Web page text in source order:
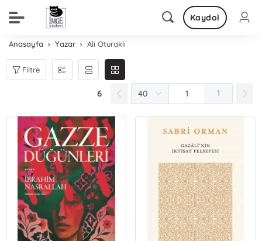
Kaydol
Anasayfa Yazar Ali Oturaklı
Filtre
6 1